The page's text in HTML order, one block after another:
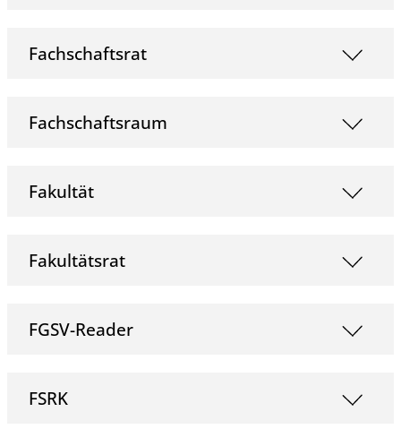
Fachschaftsrat
Fachschaftsraum
Fakultät
Fakultätsrat
FGSV-Reader
FSRK